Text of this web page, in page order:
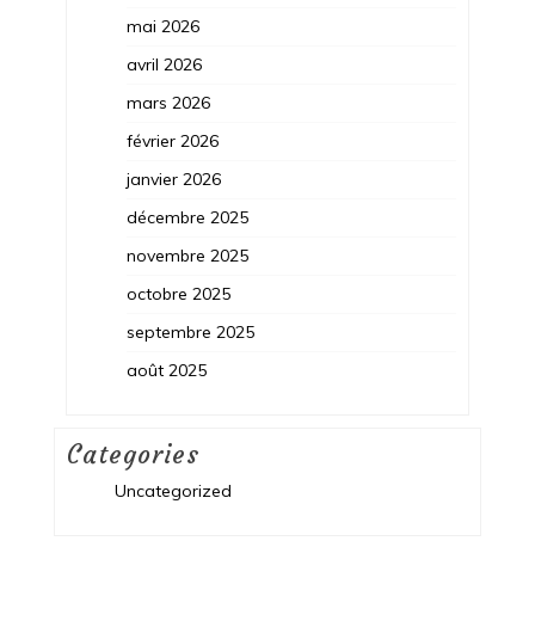
mai 2026
avril 2026
mars 2026
février 2026
janvier 2026
décembre 2025
novembre 2025
octobre 2025
septembre 2025
août 2025
Categories
Uncategorized